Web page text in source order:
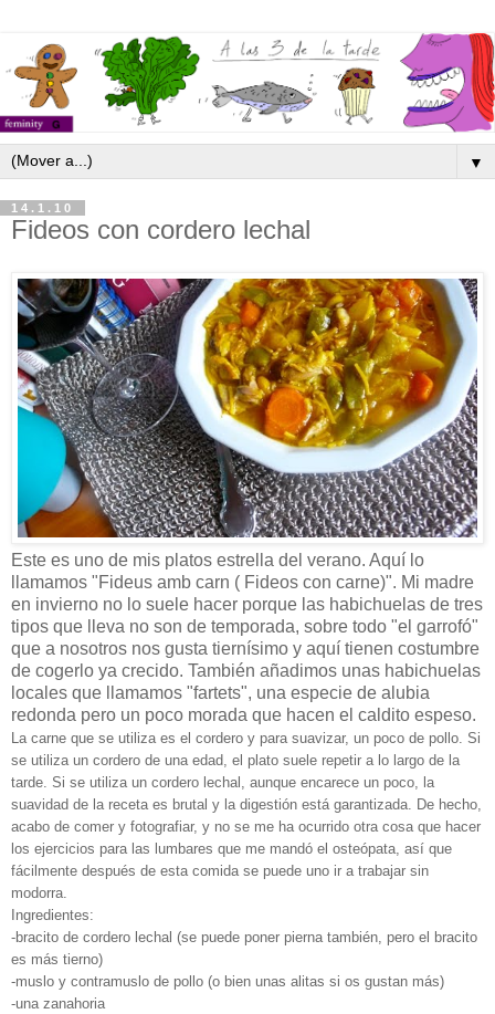
▼
14.1.10
Fideos con cordero lechal
Este es uno de mis platos estrella del verano. Aquí lo
llamamos "Fideus amb carn ( Fideos con carne)". Mi madre
en invierno no lo suele hacer porque las habichuelas de tres
tipos que lleva no son de temporada, sobre todo "el garrofó"
que a nosotros nos gusta tiernísimo y aquí tienen costumbre
de cogerlo ya crecido. También añadimos unas habichuelas
locales que llamamos "fartets", una especie de alubia
redonda pero un poco morada que hacen el caldito espeso.
La carne que se utiliza es el cordero y para suavizar, un poco de pollo. Si
se utiliza un cordero de una edad, el plato suele repetir a lo largo de la
tarde. Si se utiliza un cordero lechal, aunque encarece un poco, la
suavidad de la receta es brutal y la digestión está garantizada. De hecho,
acabo de comer y fotografiar, y no se me ha ocurrido otra cosa que hacer
los ejercicios para las lumbares que me mandó el osteópata, así que
fácilmente después de esta comida se puede uno ir a trabajar sin
modorra.
Ingredientes:
-bracito de cordero lechal (se puede poner pierna también, pero el bracito
es más tierno)
-muslo y contramuslo de pollo (o bien unas alitas si os gustan más)
-una zanahoria